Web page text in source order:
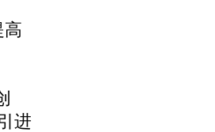
高
响
进